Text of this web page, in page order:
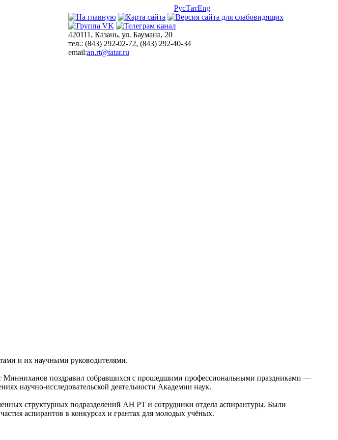
РусТатEng
420111, Казань, ул. Баумана, 20
тел.: (843) 292-02-72, (843) 292-40-34
email:an.rt@tatar.ru
и их научными руководителями.
поздравил собравшихся с прошедшими профессиональными праздниками —
научно-исследовательской деятельности Академии наук.
структурных подразделений АН РТ и сотрудники отдела аспирантуры. Были
аспирантов в конкурсах и грантах для молодых учёных.